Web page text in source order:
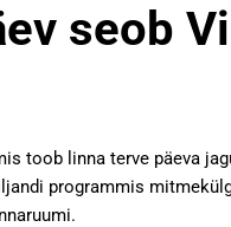
seob
toob linna terve päeva
programmis